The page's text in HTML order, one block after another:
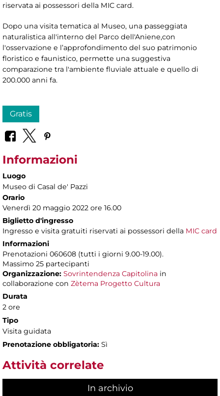
riservata ai possessori della MIC card.
Dopo una visita tematica al Museo, una passeggiata
naturalistica all'interno del Parco dell'Aniene,con
l'osservazione e l’approfondimento del suo patrimonio
floristico e faunistico, permette una suggestiva
comparazione tra l'ambiente fluviale attuale e quello di
200.000 anni fa.
Gratis
Informazioni
Luogo
Museo di Casal de' Pazzi
Orario
Venerdì 20 maggio 2022 ore 16.00
Biglietto d'ingresso
Ingresso e visita gratuiti riservati ai possessori della MIC card
Informazioni
Prenotazioni 060608 (tutti i giorni 9.00-19.00).
Massimo 25 partecipanti
Organizzazione: Sovrintendenza Capitolina in
collaborazione con Zètema Progetto Cultura
Durata
2 ore
Tipo
Visita guidata
Prenotazione obbligatoria: Sì
Attività correlate
In archivio